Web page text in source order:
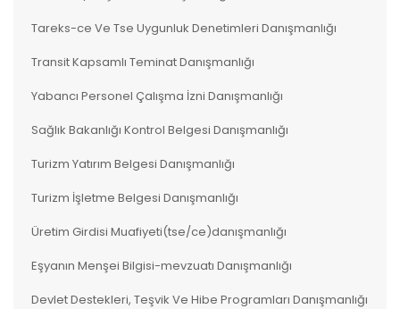
Tareks-ce Ve Tse Uygunluk Denetimleri Danışmanlığı
Transit Kapsamlı Teminat Danışmanlığı
Yabancı Personel Çalışma İzni Danışmanlığı
Sağlık Bakanlığı Kontrol Belgesi Danışmanlığı
Turizm Yatırım Belgesi Danışmanlığı
Turizm İşletme Belgesi Danışmanlığı
Üretim Girdisi Muafiyeti(tse/ce)danışmanlığı
Eşyanın Menşei Bilgisi-mevzuatı Danışmanlığı
Devlet Destekleri, Teşvik Ve Hibe Programları Danışmanlığı